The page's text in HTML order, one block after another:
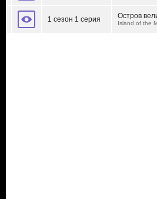
1 сезон 1 серия Остров
Island of the